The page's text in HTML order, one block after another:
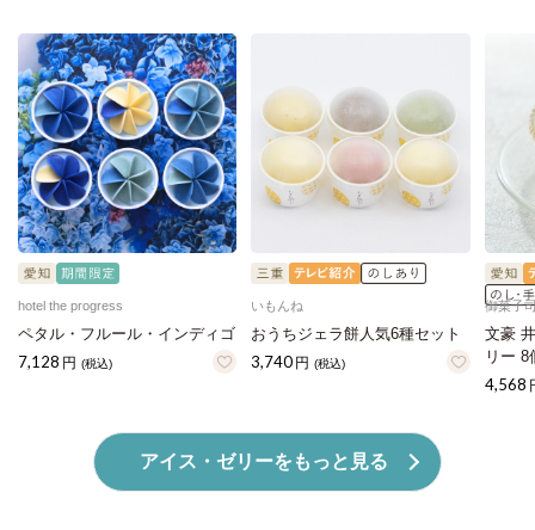
hotel the progress
ペタル・フルール・インディゴ
7,128 円 (税込)
いもんね
おうちジェラ餅人気6種セット
3,740 円 (税込)
御菓子
文豪
リー 8
4,568
アイス・ゼリーをもっと見る